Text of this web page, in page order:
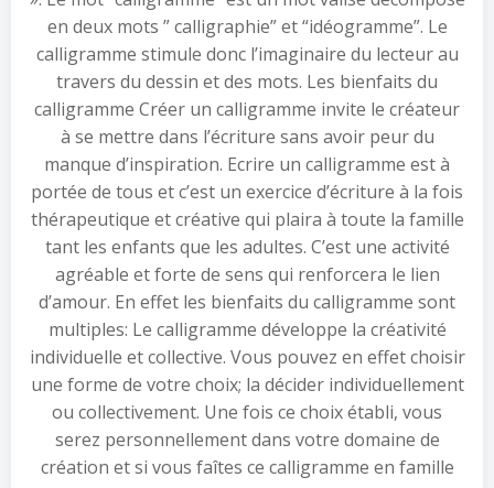
en deux mots ” calligraphie” et “idéogramme”. Le
calligramme stimule donc l’imaginaire du lecteur au
travers du dessin et des mots. Les bienfaits du
calligramme Créer un calligramme invite le créateur
à se mettre dans l’écriture sans avoir peur du
manque d’inspiration. Ecrire un calligramme est à
portée de tous et c’est un exercice d’écriture à la fois
thérapeutique et créative qui plaira à toute la famille
tant les enfants que les adultes. C’est une activité
agréable et forte de sens qui renforcera le lien
d’amour. En effet les bienfaits du calligramme sont
multiples: Le calligramme développe la créativité
individuelle et collective. Vous pouvez en effet choisir
une forme de votre choix; la décider individuellement
ou collectivement. Une fois ce choix établi, vous
serez personnellement dans votre domaine de
création et si vous faîtes ce calligramme en famille